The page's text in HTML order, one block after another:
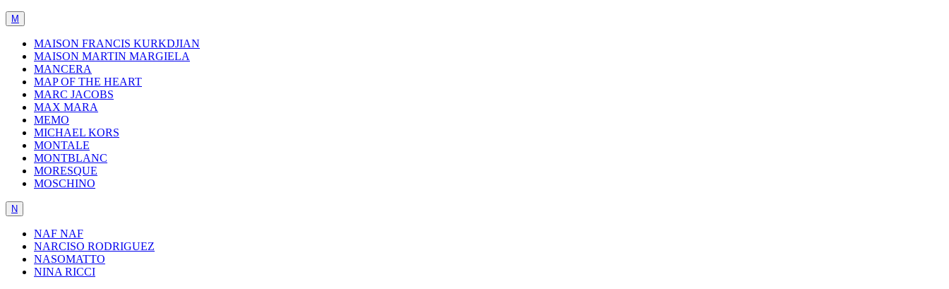
M
MAISON FRANCIS KURKDJIAN
MAISON MARTIN MARGIELA
MANCERA
MAP OF THE HEART
MARC JACOBS
MAX MARA
MEMO
MICHAEL KORS
MONTALE
MONTBLANC
MORESQUE
MOSCHINO
N
NAF NAF
NARCISO RODRIGUEZ
NASOMATTO
NINA RICCI